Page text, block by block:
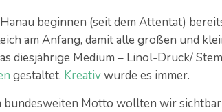
beginnen (seit dem Attentat)
am Anfang, damit alle großen und
diesjährige Medium – Linol-Druck/
gestaltet. Kreativwurde es immer.
bundesweiten Motto wollten wir